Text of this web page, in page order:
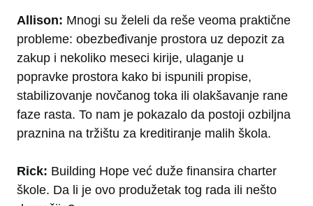
Allison: Mnogi su želeli da reše veoma praktične
probleme: obezbeđivanje prostora uz depozit za
zakup i nekoliko meseci kirije, ulaganje u
popravke prostora kako bi ispunili propise,
stabilizovanje novčanog toka ili olakšavanje rane
faze rasta. To nam je pokazalo da postoji ozbiljna
praznina na tržištu za kreditiranje malih škola.
Rick: Building Hope već duže finansira charter
škole. Da li je ovo produžetak tog rada ili nešto